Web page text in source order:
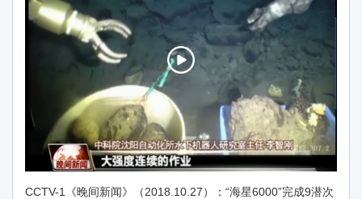
CCTV-1《晚间新闻》（2018.10.27）：“海星6000”完成9潜次